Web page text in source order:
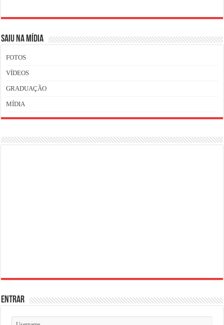
SAIU NA MÍDIA
FOTOS
VÍDEOS
GRADUAÇÃO
MÍDIA
ENTRAR